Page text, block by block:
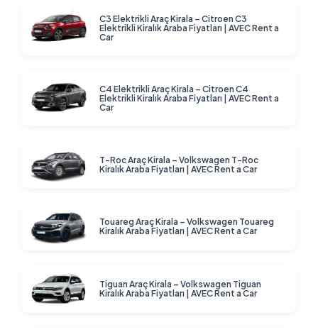
C3 Elektrikli Araç Kirala – Citroen C3
Elektrikli Kiralık Araba Fiyatları | AVEC Rent a
Car
C4 Elektrikli Araç Kirala – Citroen C4
Elektrikli Kiralık Araba Fiyatları | AVEC Rent a
Car
T-Roc Araç Kirala – Volkswagen T-Roc
Kiralık Araba Fiyatları | AVEC Rent a Car
Touareg Araç Kirala – Volkswagen Touareg
Kiralık Araba Fiyatları | AVEC Rent a Car
Tiguan Araç Kirala – Volkswagen Tiguan
Kiralık Araba Fiyatları | AVEC Rent a Car